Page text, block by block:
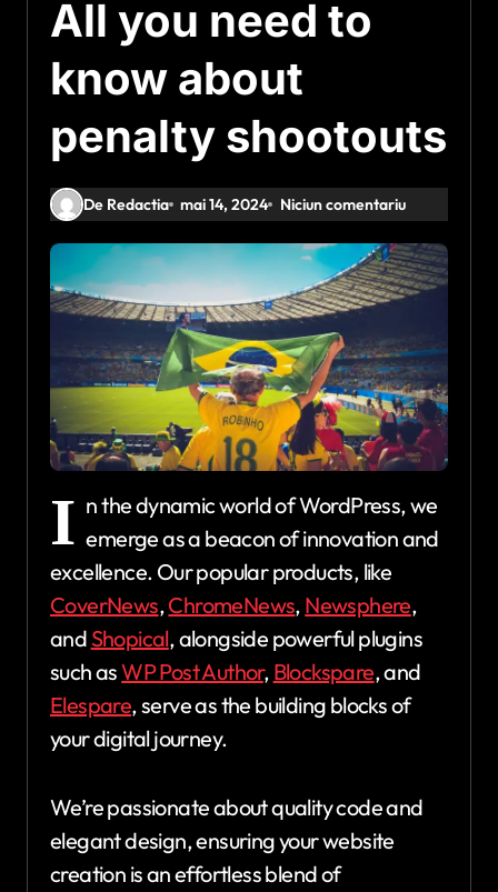
All you need to
know about
penalty shootouts
De Redactia mai 14, 2024 Niciun comentariu
I n the dynamic world of WordPress, we
emerge as a beacon of innovation and
excellence. Our popular products, like
CoverNews,ChromeNews, Newsphere,
andShopical, alongside powerful plugins
such asWP Post Author, Blockspare, and
Elespare, serve as the building blocks of
your digital journey.
We’re passionate about quality code and
elegant design, ensuring your website
creation is an effortless blend of